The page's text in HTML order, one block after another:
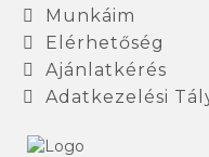
Munkáim
Elérhetőség
Ajánlatkérés
Adatkezelési